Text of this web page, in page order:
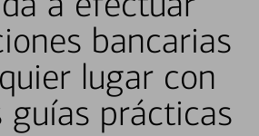
bancarias
lugar con
guías prácticas